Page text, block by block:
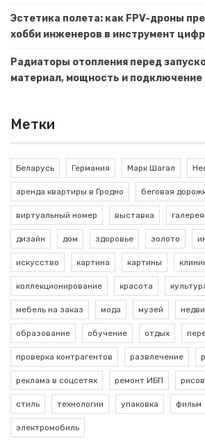
Эстетика полета: как FPV-дроны
хобби инженеров в инструмент
Радиаторы отопления перед
материал, мощность и подключение
Метки
Беларусь Германия Марк Шагал
аренда квартиры в Гродно беговая
виртуальный номер выставка галерея
дизайн дом здоровье золото
искусство картина картины
коллекционирование красота
мебель на заказ мода музей
образование обучение отдых
проверка контрагентов развлечение
реклама в соцсетях ремонт ИБП
стиль технологии упаковка фильм
электромобиль